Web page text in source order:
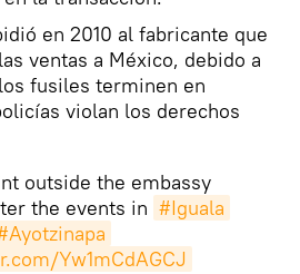
en 2010 al fabricante que
ventas a México, debido a
fusiles terminen en
violan los derechos
outside the embassy
the events in #Iguala
Yw1mCdAGCJ